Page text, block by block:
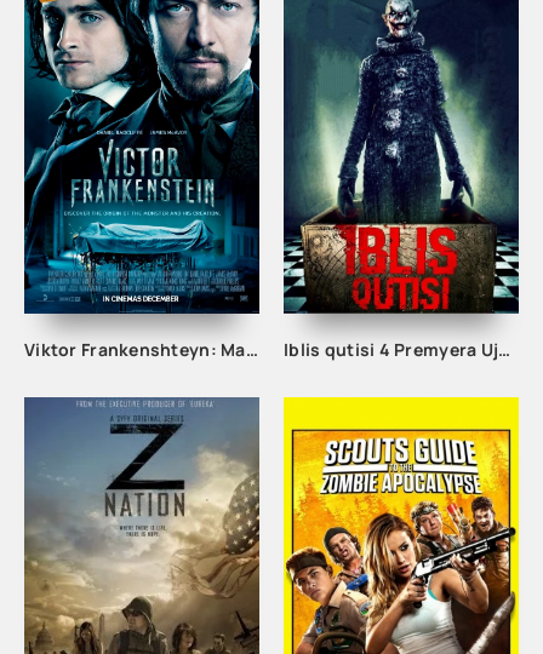
Viktor Frankenshteyn: Maxluq odam Ujas kino Uzbek tilida 2023 tarjima kino Full HD skachat Iblis qutisi 4 Premyera Ujas kino O'zbek tilida tarjima